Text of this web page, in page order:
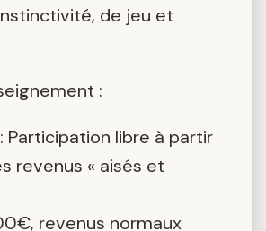
de jeu et
:
: Participation libre à partir
revenus « aisés et
revenus normaux